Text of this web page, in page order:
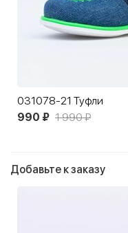
031078-21 Туфли
990 ₽ 1 990 ₽
Добавьте к заказу